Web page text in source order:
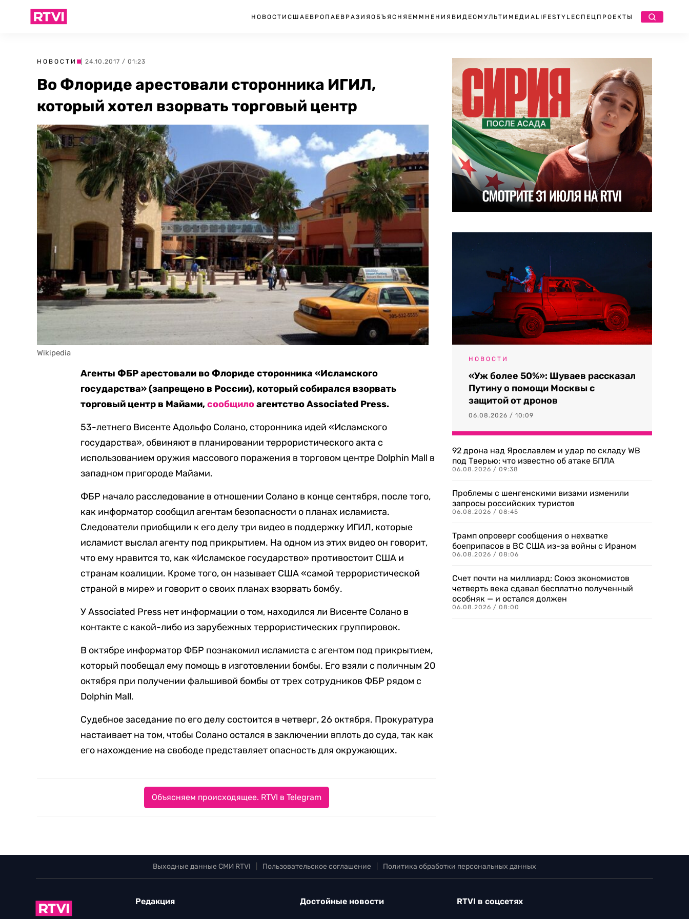
НОВОСТИ США ЕВРОПА ЕВРАЗИЯ ОБЪЯСНЯЕМ МНЕНИЯ ВИДЕО МУЛЬТИМЕДИА LIFESTYLEСПЕЦПРОЕКТЫ
НОВОСТИ | 24.10.2017 / 01:23
Во Флориде арестовали сторонника ИГИЛ,
который хотел взорвать торговый центр
Wikipedia
Агенты ФБР арестовали во Флориде сторонника «Исламского
государства» (запрещено в России), который собирался взорвать
торговый центр в Майами,сообщилоагентство Associated Press.
53-летнего Висенте Адольфо Солано, сторонника идей «Исламского
государства», обвиняют в планировании террористического акта с
использованием оружия массового поражения в торговом центре Dolphin Mall в
западном пригороде Майами.
ФБР начало расследование в отношении Солано в конце сентября, после того,
как информатор сообщил агентам безопасности о планах исламиста.
Следователи приобщили к его делу три видео в поддержку ИГИЛ, которые
исламист выслал агенту под прикрытием. На одном из этих видео он говорит,
что ему нравится то, как «Исламское государство» противостоит США и
странам коалиции. Кроме того, он называет США «самой террористической
страной в мире» и говорит о своих планах взорвать бомбу.
У Associated Press нет информации о том, находился ли Висенте Солано в
контакте с какой-либо из зарубежных террористических группировок.
В октябре информатор ФБР познакомил исламиста c агентом под прикрытием,
который пообещал ему помощь в изготовлении бомбы. Его взяли с поличным 20
октября при получении фальшивой бомбы от трех сотрудников ФБР рядом с
Dolphin Mall.
Судебное заседание по его делу состоится в четверг, 26 октября. Прокуратура
настаивает на том, чтобы Солано остался в заключении вплоть до суда, так как
его нахождение на свободе представляет опасность для окружающих.
Объясняем происходящее. RTVI в Telegram
НОВОСТИ
«Уж более 50%»: Шуваев рассказал
Путину о помощи Москвы с
защитой от дронов
06.08.2026 / 10:09
92 дрона над Ярославлем и удар по складу WB
под Тверью: что известно об атаке БПЛА
06.08.2026 / 09:38
Проблемы с шенгенскими визами изменили
запросы российских туристов
06.08.2026 / 08:45
Трамп опроверг сообщения о нехватке
боеприпасов в ВС США из-за войны с Ираном
06.08.2026 / 08:06
Счет почти на миллиард: Союз экономистов
четверть века сдавал бесплатно полученный
особняк — и остался должен
06.08.2026 / 08:00
Выходные данные СМИ RTVI Пользовательское соглашение Политика обработки персональных данных
Редакция Достойные новости RTVI в соцсетях